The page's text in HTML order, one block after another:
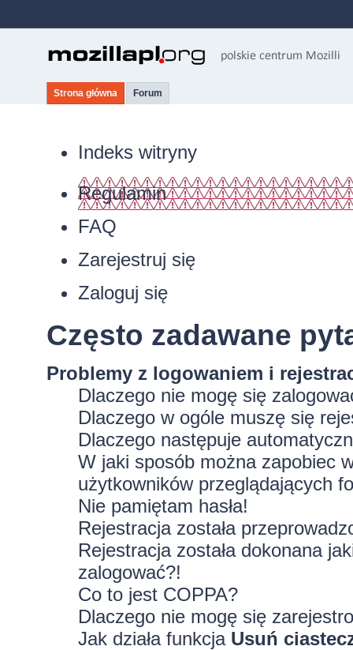
Strona główna Forum
Indeks witryny
Regulamin
FAQ
Zarejestruj się
Zaloguj się
Często zadawane
Problemy z logowaniem i
Dlaczego nie mogę się
Dlaczego w ogóle muszę się
Dlaczego następuje
W jaki sposób można zapobiec
użytkowników przeglądających
Nie pamiętam hasła!
Rejestracja została
Rejestracja została dokonana
zalogować?!
Co to jest COPPA?
Dlaczego nie mogę się
Jak działa funkcja Usuń